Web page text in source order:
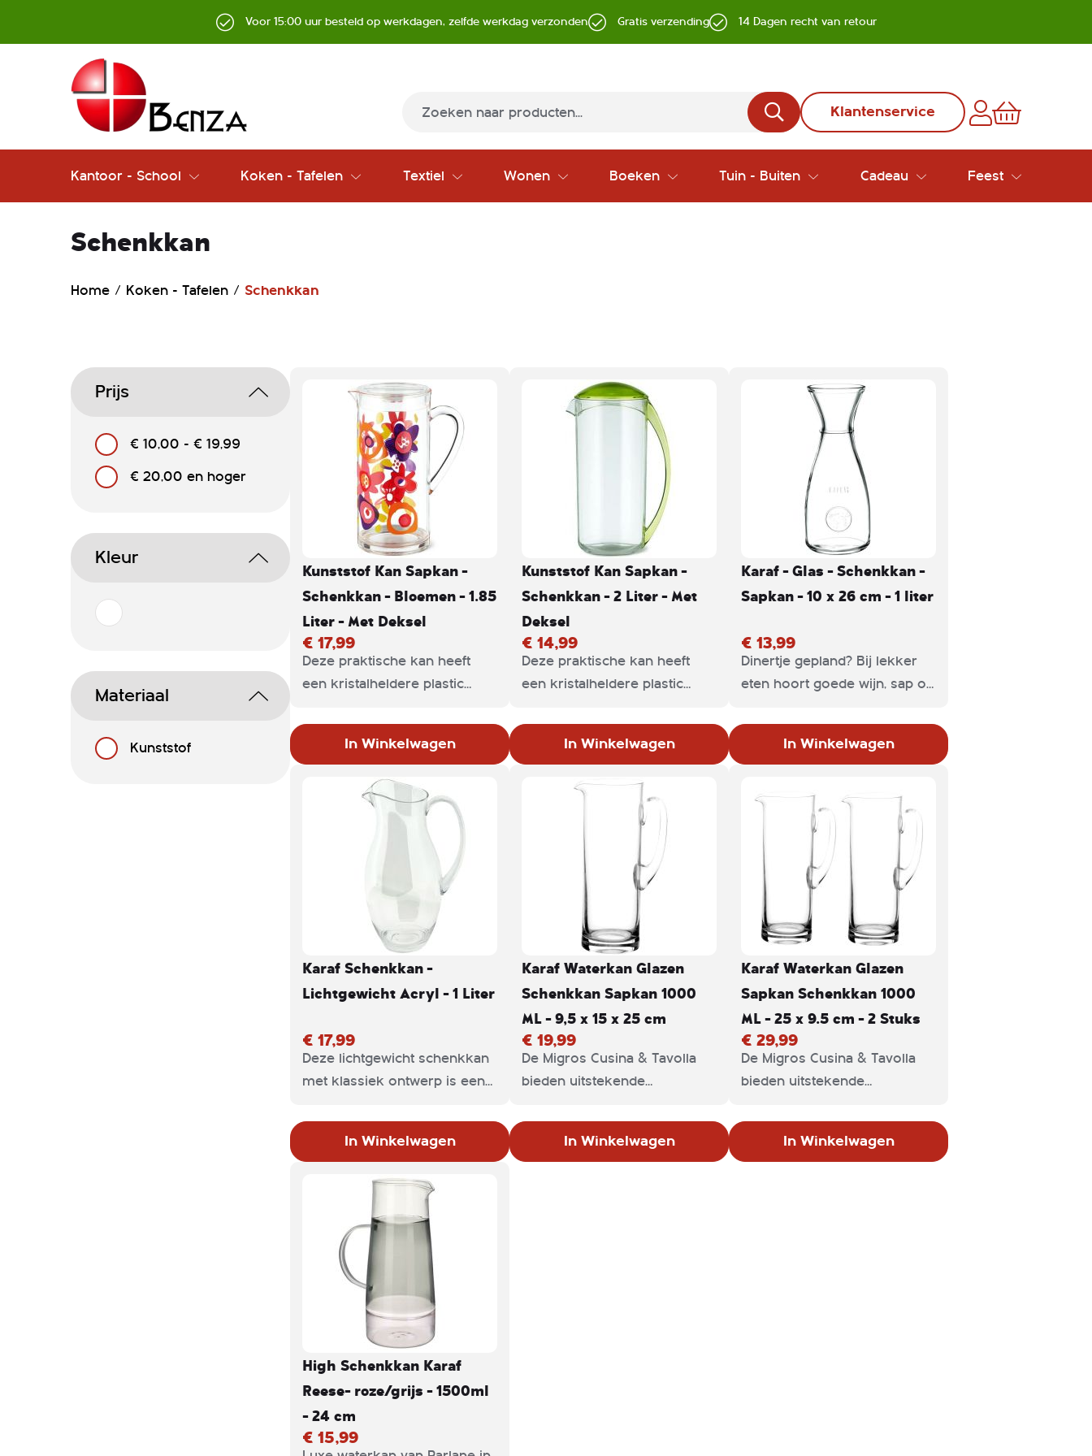
Voor 15:00 uur besteld op werkdagen, zelfde werkdag verzonden Gratis verzending 14 Dagen recht van retour
Klantenservice
Kantoor - School Koken - Tafelen Textiel Wonen Boeken Tuin - Buiten Cadeau Feest
Schenkkan
Home Koken - Tafelen Schenkkan
Kunststof Kan Sapkan -
Schenkkan - Bloemen - 1.85
Liter - Met Deksel
€ 17,99
Deze praktische kan heeft
een kristalheldere plastic
fruitsirades, versgeperste
sappen, punch en vele andere
optimaal tot hun recht te laten
In Winkelwagen
Kunststof Kan Sapkan -
Schenkkan - 2 Liter - Met
Deksel
€ 14,99
Deze praktische kan heeft
een kristalheldere plastic
fruitsirades, versgeperste
sappen, punch en vele andere
optimaal tot hun recht te laten
In Winkelwagen
Karaf - Glas - Schenkkan -
Sapkan - 10 x 26 cm - 1 liter
€ 13,99
Dinertje gepland? Bij lekker
eten hoort goede wijn, sap of
Deze prachtige karaf kan
daarom niet ontbreken bij
gemaakt van glas en heeft
een inhoud van 1 liter.
In Winkelwagen
Karaf Schenkkan -
Lichtgewicht Acryl - 1 Liter
€ 17,99
Deze lichtgewicht schenkkan
met klassiek ontwerp is een
schenkkan bestaat geheel uit
duurzaam acryl, dit fijne
levensduur en blijft daarnaast
In Winkelwagen
Karaf Waterkan Glazen
Schenkkan Sapkan 1000
ML - 9,5 x 15 x 25 cm
€ 19,99
De Migros Cusina & Tavolla
bieden uitstekende
en elegante vorm. Deze
kannen zijn ideaal om wijn,
In Winkelwagen
Karaf Waterkan Glazen
Sapkan Schenkkan 1000
ML - 25 x 9.5 cm - 2 Stuks
€ 29,99
De Migros Cusina & Tavolla
bieden uitstekende
en elegante vorm. Deze
kannen zijn ideaal om wijn,
In Winkelwagen
High Schenkkan Karaf
Reese- roze/grijs - 1500ml
- 24 cm
€ 15,99
Prijs
€ 10,00 - € 19,99
€ 20,00 en hoger
Kleur
Materiaal
Kunststof